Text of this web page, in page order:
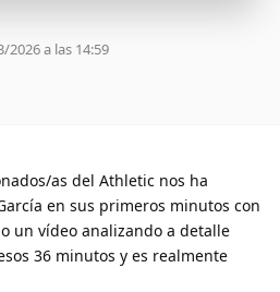
2026 a las 14:59
as del Athletic nos ha
en sus primeros minutos con
un vídeo analizando a detalle
36 minutos y es realmente